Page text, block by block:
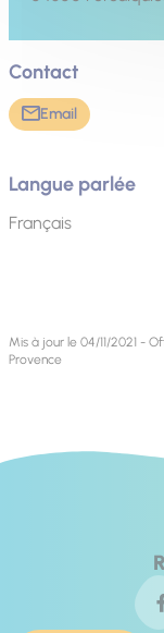
Contact
Email
Langue parlée
Français
Mis à jour le 04/11/2021 -
Provence